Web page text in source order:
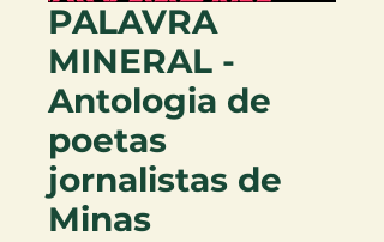
PALAVRA
MINERAL -
Antologia de
poetas
jornalistas de
Minas